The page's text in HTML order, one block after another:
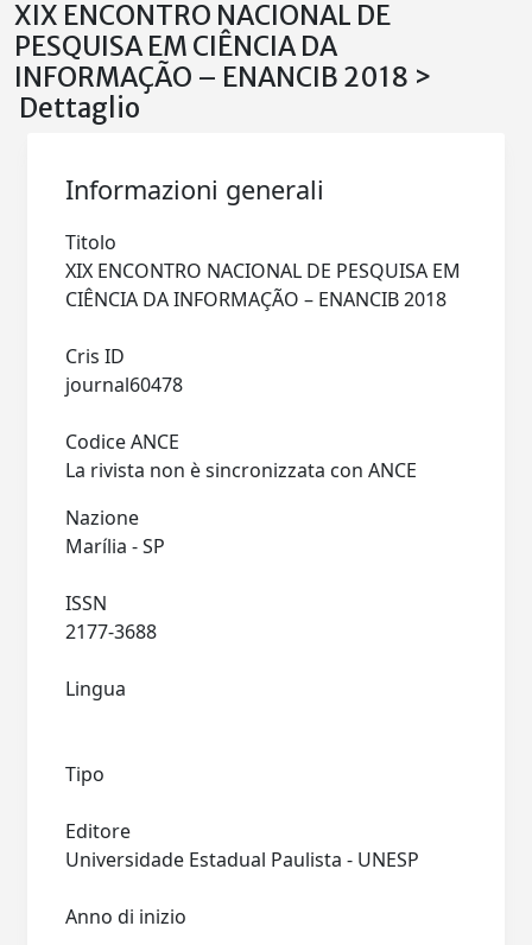
XIX ENCONTRO NACIONAL DE
PESQUISA EM CIÊNCIA DA
INFORMAÇÃO – ENANCIB 2018 >
Dettaglio
Informazioni generali
Titolo
XIX ENCONTRO NACIONAL DE PESQUISA EM
Cris ID
Codice ANCE
La rivista non è sincronizzata con ANCE
Nazione
ISSN
Lingua
Tipo
Editore
Anno di inizio